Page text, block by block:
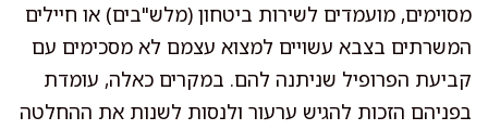
מסוימים, מועמדים לשירות ביטחון (מלש"בים) או חיילים
המשרתים בצבא עשויים למצוא עצמם לא מסכימים עם
קביעת הפרופיל שניתנה להם. במקרים כאלה, עומדת
בפניהם הזכות להגיש ערעור ולנסות לשנות את ההחלטה